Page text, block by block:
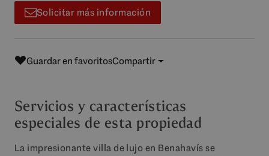
Solicitar más información
Guardar en favoritosCompartir
Servicios y características
especiales de esta propiedad
La impresionante villa de lujo en Benahavís se